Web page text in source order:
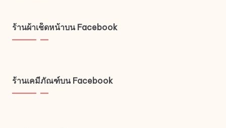
ร้านผ้าเช็ดหน้าบน Facebook
ร้านเคมีภัณฑ์บน Facebook